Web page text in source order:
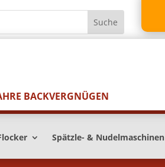
BACKVERGNÜGEN
Spätzle- & Nudelmaschinen